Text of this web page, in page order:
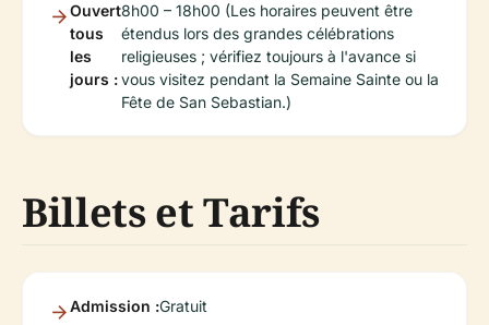
Ouvert
tous
les
jours :
8h00 – 18h00 (Les horaires peuvent être
étendus lors des grandes célébrations
religieuses ; vérifiez toujours à l'avance si
vous visitez pendant la Semaine Sainte ou la
Fête de San Sebastian.)
Billets et Tarifs
Admission :Gratuit